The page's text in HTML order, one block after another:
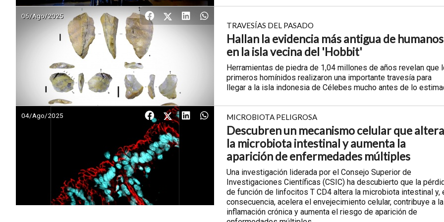
06/Ago/2025
TRAVESÍAS DEL PASADO
Hallan la evidencia más antigua de humanos
en la isla vecina del 'Hobbit'
Herramientas de piedra de 1,04 millones de años revelan que
primeros homínidos realizaron una importante travesía para
llegar a la isla indonesia de Célebes mucho antes de lo
04/Ago/2025 MICROBIOTA PELIGROSA
Descubren un mecanismo celular que altera
la microbiota intestinal y aumenta la
aparición de enfermedades múltiples
Una investigación liderada por el Consejo Superior de
Investigaciones Científicas (CSIC) ha descubierto que la
de función de linfocitos T CD4 altera la microbiota intestinal y,
consecuencia, acelera el envejecimiento celular, contribuye a la
inflamación crónica y aumenta el riesgo de aparición de